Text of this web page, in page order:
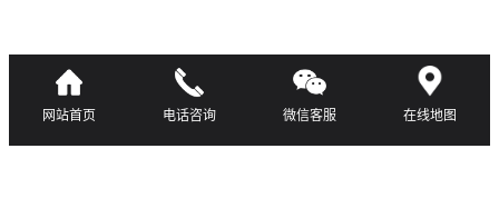
网站首页 电话咨询 微信客服 在线地图